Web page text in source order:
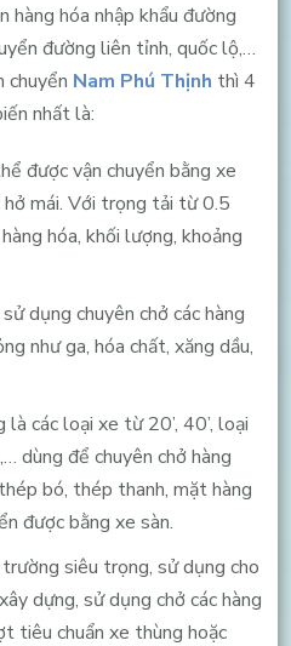
hàng hóa nhập khẩu đường
đường liên tỉnh, quốc lộ,…
chuyển Nam Phú Thịnh thì 4
nhất là:
được vận chuyển bằng xe
hở mái. Với trọng tải từ 0.5
hóa, khối lượng, khoảng
dụng chuyên chở các hàng
như ga, hóa chất, xăng dầu,
các loại xe từ 20’, 40’, loại
dùng để chuyên chở hàng
bó, thép thanh, mặt hàng
được bằng xe sàn.
siêu trọng, sử dụng cho
dựng, sử dụng chở các hàng
tiêu chuẩn xe thùng hoặc